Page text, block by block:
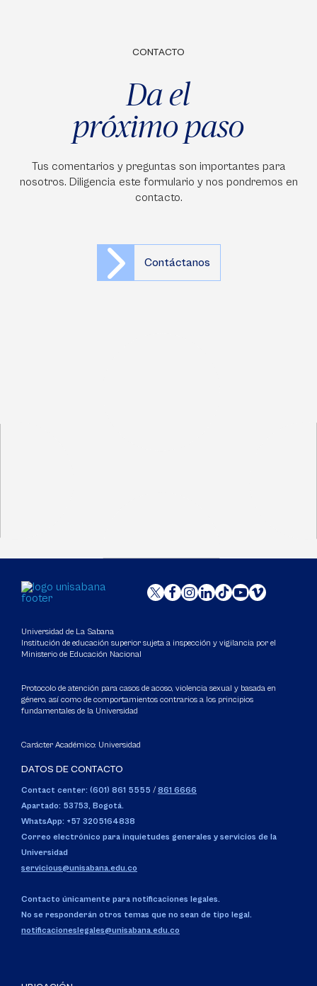
CONTACTO
Da el
próximo paso
Tus comentarios y preguntas son importantes para
nosotros. Diligencia este formulario y nos pondremos en
contacto.
Contáctanos
Universidad de La Sabana
Institución de educación superior sujeta a inspección y vigilancia por el
Ministerio de Educación Nacional
Protocolo de atención para casos de acoso, violencia sexual y basada en
género, así como de comportamientos contrarios a los principios
fundamentales de la Universidad
Carácter Académico: Universidad
DATOS DE CONTACTO
Contact center: (601) 861 5555 / 861 6666
Apartado: 53753, Bogotá.
WhatsApp: +57 3205164838
Correo electrónico para inquietudes generales y servicios de la
Universidad
servicious@unisabana.edu.co
Contacto únicamente para notificaciones legales.
No se responderán otros temas que no sean de tipo legal.
notificacioneslegales@unisabana.edu.co